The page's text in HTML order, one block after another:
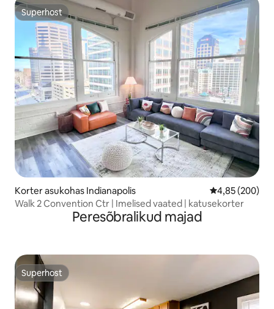
Superhost
Superhost
Korter asukohas Indianapolis Keskmine
4,85 (200)
Walk 2 Convention Ctr | Imelised vaated | katusekorter
Peresõbralikud majad
Superhost
Superhost